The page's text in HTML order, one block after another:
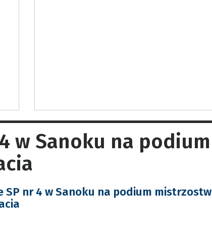
w Sanoku na podium
SP nr 4 w Sanoku na podium mistrzostw